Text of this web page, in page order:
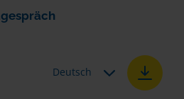
Deutsch